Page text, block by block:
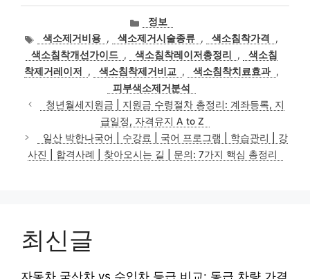
카
테
고
리
정보
태
그
색소제거비용 , 색소제거시술종류 , 색소침착가격
,
색소침착개선가이드 , 색소침착레이저총정리 ,
색소침
착제거레이저
, 색소침착제거비교 , 색소침착치료효과 ,
피부색소제거분석
청년월세지원금 | 지원금 수령절차 총정리: 계좌등록, 지
급일정, 자격유지 A to Z
일산 박한나국어 | 수강료 | 국어 프로그램 | 학습관리 | 강
사진 | 합격사례 | 찾아오시는 길 | 문의: 7가지 핵심 총정리
최신글
자동차 국산차 vs 수입차 등급 비교: 동급 차량 가격